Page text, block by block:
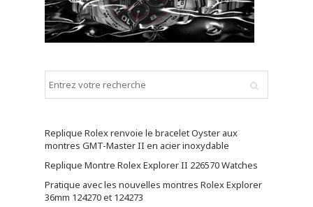
Replique Rolex renvoie le bracelet Oyster aux
montres GMT-Master II en acier inoxydable
Replique Montre Rolex Explorer II 226570 Watches
Pratique avec les nouvelles montres Rolex Explorer
36mm 124270 et 124273